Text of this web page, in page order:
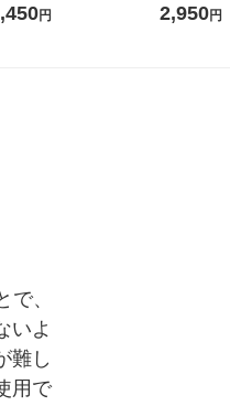
（20本入）ラベルレス
円
し 精白米 5kg
2,950円
、
いよ
難し
用で